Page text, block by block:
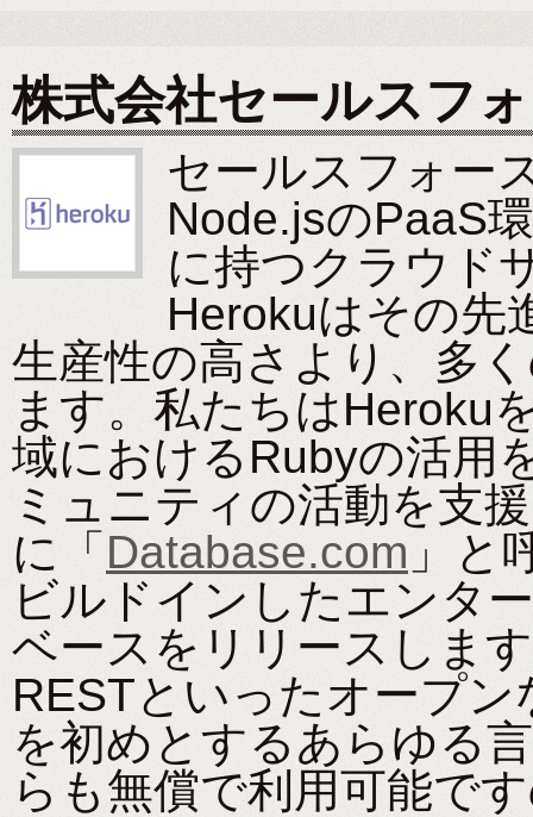
株式会社セールスフ
セールスフォー
Node.jsのPaaS
に持つクラウド
Herokuはその先
生産性の高さより、多
ます。私たちはHeroku
域におけるRubyの活用
ミュニティの活動を支
に「 Database.com 」と
ビルドインしたエンタ
ベースをリリースしま
RESTといったオープ
を初めとするあらゆる
らも無償で利用可能で